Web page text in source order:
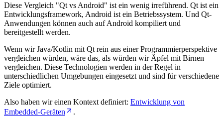
Diese Vergleich "Qt vs Android" ist ein wenig irreführend. Qt ist ein
Entwicklungsframework, Android ist ein Betriebssystem. Und Qt-
Anwendungen können auch auf Android kompiliert und
bereitgestellt werden.
Wenn wir Java/Kotlin mit Qt rein aus einer Programmierperspektive
vergleichen würden, wäre das, als würden wir Äpfel mit Birnen
vergleichen. Diese Technologien werden in der Regel in
unterschiedlichen Umgebungen eingesetzt und sind für verschiedene
Ziele optimiert.
Also haben wir einen Kontext definiert: Entwicklung von
Embedded-Geräten
.